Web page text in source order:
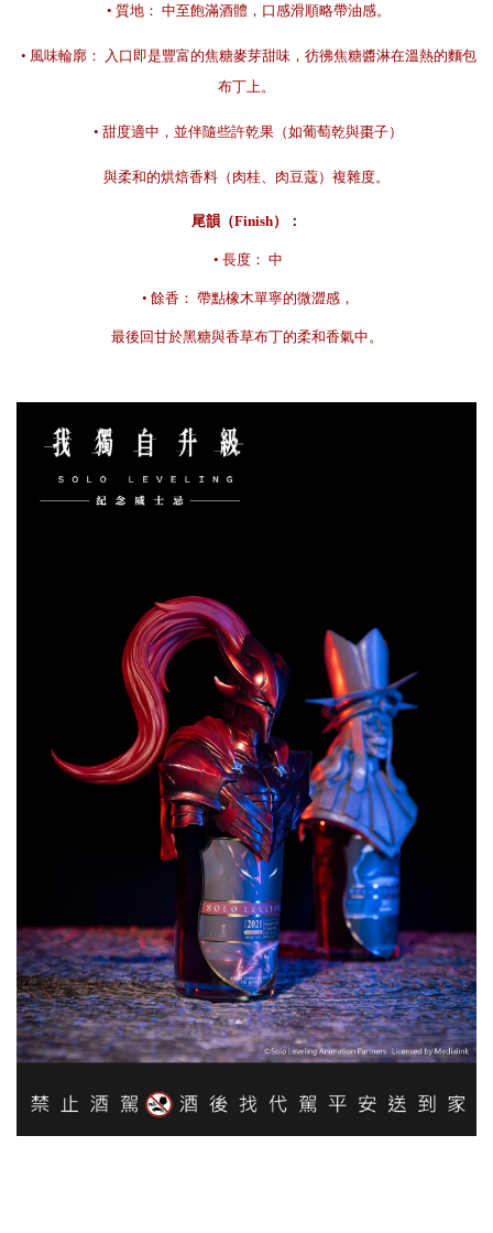
• 質地： 中至飽滿酒體，口感滑順略帶油感。
• 風味輪廓： 入口即是豐富的焦糖麥芽甜味，彷彿焦糖醬淋在溫熱的麵包
布丁上。
• 甜度適中，並伴隨些許乾果（如葡萄乾與棗子）
與柔和的烘焙香料（肉桂、肉豆蔻）複雜度。
尾韻（Finish）：
• 長度： 中
• 餘香： 帶點橡木單寧的微澀感，
最後回甘於黑糖與香草布丁的柔和香氣中。